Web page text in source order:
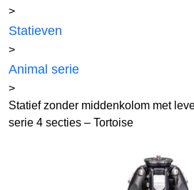
>
Statieven
>
Animal serie
>
Statief zonder middenkolom met
serie 4 secties – Tortoise